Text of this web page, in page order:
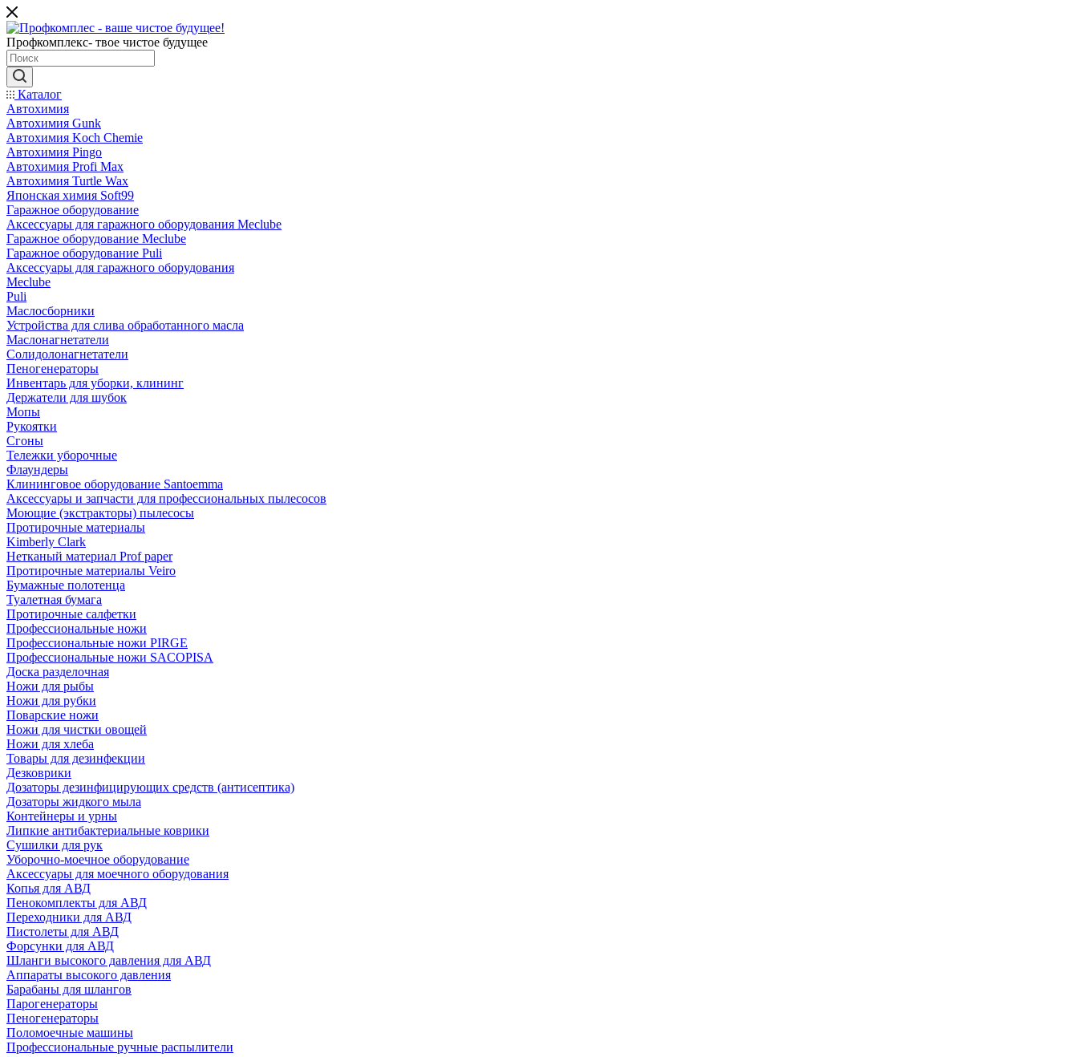
Профкомплекс- твое чистое будущее
Каталог
Автохимия
Автохимия Gunk
Автохимия Koch Chemie
Автохимия Pingo
Автохимия Profi Max
Автохимия Turtle Wax
Японская химия Soft99
Гаражное оборудование
Аксессуары для гаражного оборудования Meclube
Гаражное оборудование Meclube
Гаражное оборудование Puli
Аксессуары для гаражного оборудования
Meclube
Puli
Маслосборники
Устройства для слива обработанного масла
Маслонагнетатели
Солидолонагнетатели
Пеногенераторы
Инвентарь для уборки, клининг
Держатели для шубок
Мопы
Рукоятки
Сгоны
Тележки уборочные
Флаундеры
Клининговое оборудование Santoemma
Аксессуары и запчасти для профессиональных пылесосов
Моющие (экстракторы) пылесосы
Протирочные материалы
Kimberly Clark
Нетканый материал Prof paper
Протирочные материалы Veiro
Бумажные полотенца
Туалетная бумага
Протирочные салфетки
Профессиональные ножи
Профессиональные ножи PIRGE
Профессиональные ножи SACOPISA
Доска разделочная
Ножи для рыбы
Ножи для рубки
Поварские ножи
Ножи для чистки овощей
Ножи для хлеба
Товары для дезинфекции
Дезковрики
Дозаторы дезинфицирующих средств (антисептика)
Дозаторы жидкого мыла
Контейнеры и урны
Липкие антибактериальные коврики
Сушилки для рук
Уборочно-моечное оборудование
Аксессуары для моечного оборудования
Копья для АВД
Пенокомплекты для АВД
Переходники для АВД
Пистолеты для АВД
Форсунки для АВД
Шланги высокого давления для АВД
Аппараты высокого давления
Барабаны для шлангов
Парогенераторы
Пеногенераторы
Поломоечные машины
Профессиональные ручные распылители